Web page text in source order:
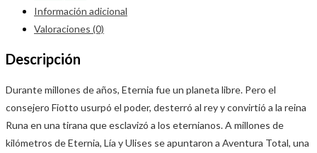
Información adicional
Valoraciones (0)
Descripción
Durante millones de años, Eternia fue un planeta libre. Pero el
consejero Fiotto usurpó el poder, desterró al rey y convirtió a la reina
Runa en una tirana que esclavizó a los eternianos. A millones de
kilómetros de Eternia, Lía y Ulises se apuntaron a Aventura Total, una